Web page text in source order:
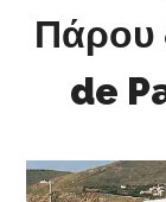
Πάρου
de
development
for